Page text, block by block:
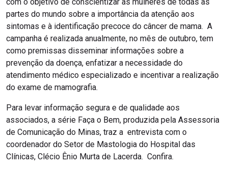
partes do mundo sobre a importância da atenção aos
sintomas e à identificação precoce do câncer de mama. A
campanha é realizada anualmente, no mês de outubro, tem
como premissas disseminar informações sobre a
prevenção da doença, enfatizar a necessidade do
atendimento médico especializado e incentivar a realização
do exame de mamografia.
Para levar informação segura e de qualidade aos
associados, a série Faça o Bem, produzida pela Assessoria
de Comunicação do Minas, traz a entrevista com o
coordenador do Setor de Mastologia do Hospital das
Clínicas, Clécio Ênio Murta de Lacerda. Confira.